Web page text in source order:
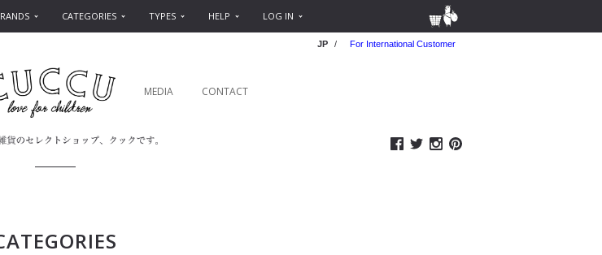
CATEGORIES TYPES HELP LOG IN
JP / For International Customer
MEDIA CONTACT